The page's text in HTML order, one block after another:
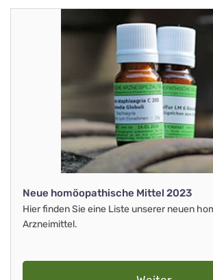
Neue homöopathische Mittel 2023
Hier finden Sie eine Liste unserer neuen
Arzneimittel.